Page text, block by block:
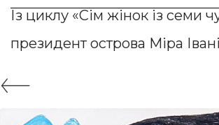
Твори
Колекції
#KYIV
Із циклу «Сім жінок із семи
президент острова Міра